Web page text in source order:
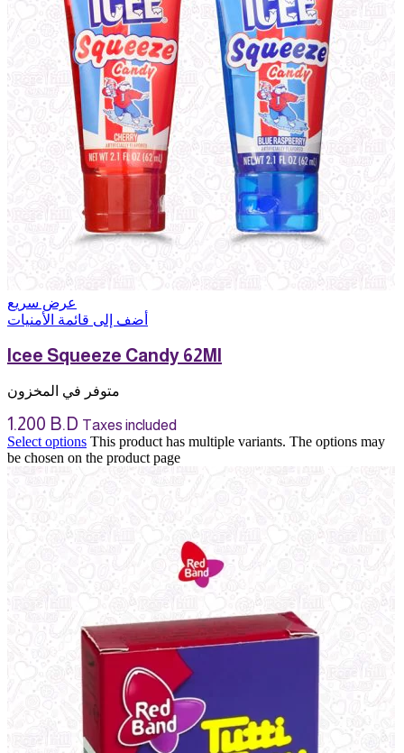
عرض سريع
أضف إلى قائمة الأمنيات
Icee Squeeze Candy 62Ml
متوفر في المخزون
1.200 B.D Taxes included
Select options This product has multiple variants. The options may
be chosen on the product page